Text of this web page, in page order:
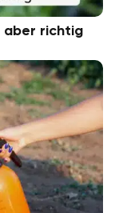
aber richtig